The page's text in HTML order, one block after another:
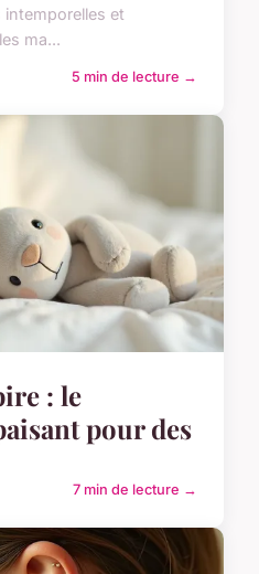
et
ma...
5 min de lecture →
: le
pour des
7 min de lecture →